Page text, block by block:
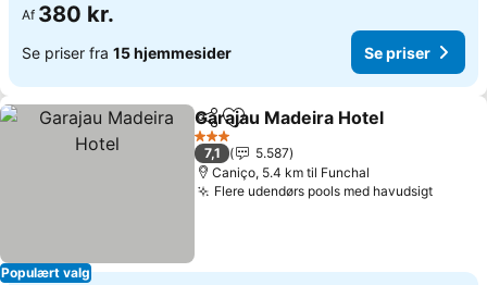
Af 380 kr.
Se priser fra 15 hjemmesider Se priser
Populært valg
Del Føj til favoritter
Garajau Madeira Hotel
3 Stjerner
7,1
5.587
Caniço, 5.4 km til Funchal
Flere udendørs pools med havudsigt